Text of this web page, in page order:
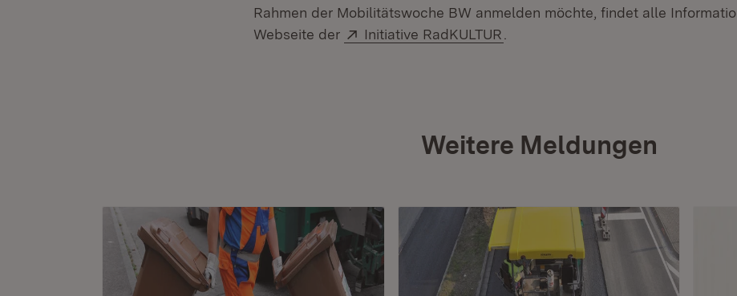
Rahmen der Mobilitätswoche BW anmelden möchte, findet alle
Webseite der
Extern:
Initiative RadKULTUR
Weitere Meldungen